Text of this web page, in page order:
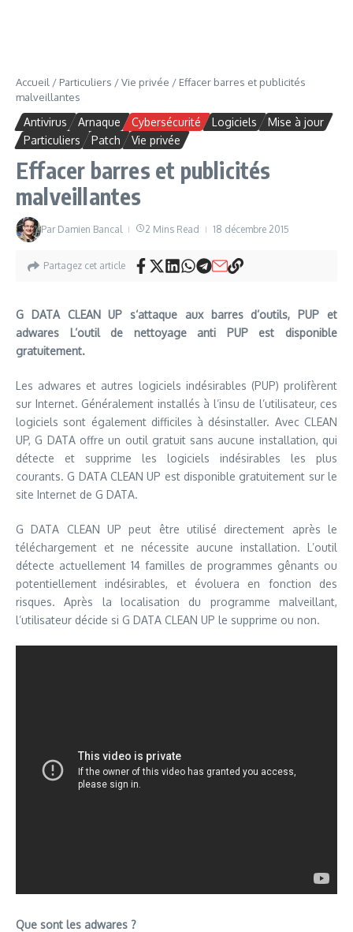
Accueil / Particuliers /Vie privée / Effacer barres et publicités
malveillantes
Antivirus Arnaque Cybersécurité Logiciels
Mise à jour
Particuliers
Patch Vie privée
Effacer barres et publicités
malveillantes
Par Damien Bancal 2 Mins Read 18 décembre 2015
Partagez cet article
G DATA CLEAN UP s‘attaque aux barres d’outils, PUP et
adwares L’outil de nettoyage anti PUP est disponible
gratuitement.
Les adwares et autres logiciels indésirables (PUP) prolifèrent
sur Internet. Généralement installés à l’insu de l’utilisateur, ces
logiciels sont également difficiles à désinstaller. Avec CLEAN
UP, G DATA offre un outil gratuit sans aucune installation, qui
détecte et supprime les logiciels indésirables les plus
courants. G DATA CLEAN UP est disponible gratuitement sur le
site Internet de G DATA.
G DATA CLEAN UP peut être utilisé directement après le
téléchargement et ne nécessite aucune installation. L’outil
détecte actuellement 14 familles de programmes gênants ou
potentiellement indésirables, et évoluera en fonction des
risques. Après la localisation du programme malveillant,
l’utilisateur décide si G DATA CLEAN UP le supprime ou non.
Que sont les adwares ?